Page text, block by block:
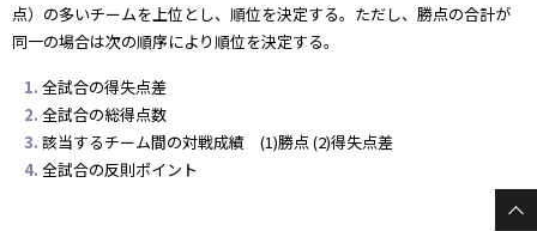
点）の多いチームを上位とし、順位を決定する。ただし、勝点の合計が
同一の場合は次の順序により順位を決定する。
全試合の得失点差
全試合の総得点数
該当するチーム間の対戦成績 (1)勝点 (2)得失点差
全試合の反則ポイント